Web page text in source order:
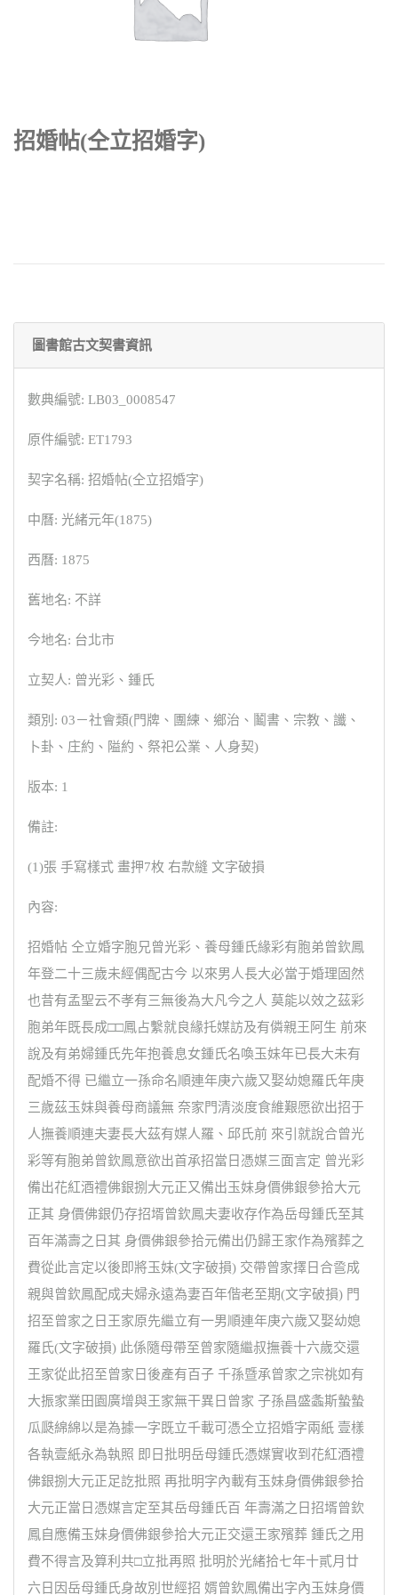
招婚帖(仝立招婚字)
圖書館古文契書資訊
數典編號: LB03_0008547
原件編號: ET1793
契字名稱: 招婚帖(仝立招婚字)
中曆: 光緒元年(1875)
西曆: 1875
舊地名: 不詳
今地名: 台北市
立契人: 曾光彩、鍾氏
類別: 03－社會類(門牌、團練、鄉治、鬮書、宗教、讖、
卜卦、庄約、隘約、祭祀公業、人身契)
版本: 1
備註:
(1)張 手寫樣式 畫押7枚 右款縫 文字破損
內容:
招婚帖 仝立婚字胞兄曾光彩、養母鍾氏緣彩有胞弟曾欽鳳
年登二十三歲未經偶配古今 以來男人長大必當于婚理固然
也昔有孟聖云不孝有三無後為大凡今之人 莫能以效之茲彩
胞弟年既長成□□鳳占繫就良緣托媒訪及有僯親王阿生 前來
說及有弟婦鍾氏先年抱養息女鍾氏名喚玉妹年已長大未有
配婚不得 已繼立一孫命名順連年庚六歲又娶幼媳羅氏年庚
三歲茲玉妹與養母商議無 奈家門清淡度食維艱愿欲出招于
人撫養順連夫妻長大茲有媒人羅、邱氏前 來引就說合曾光
彩等有胞弟曾欽鳳意欲出首承招當日憑媒三面言定 曾光彩
備出花紅酒禮佛銀捌大元正又備出玉妹身價佛銀參拾大元
正其 身價佛銀仍存招壻曾欽鳳夫妻收存作為岳母鍾氏至其
百年滿壽之日其 身價佛銀參拾元備出仍歸王家作為殯葬之
費從此言定以後即將玉妹(文字破損) 交帶曾家擇日合巹成
親與曾欽鳳配成夫婦永遠為妻百年偕老至期(文字破損) 門
招至曾家之日王家原先繼立有一男順連年庚六歲又娶幼媳
羅氏(文字破損) 此係隨母帶至曾家隨繼叔撫養十六歲交還
王家從此招至曾家日後產有百子 千孫暨承曾家之宗祧如有
大振家業田園廣增與王家無干異日曾家 子孫昌盛螽斯蟄蟄
瓜瓞綿綿以是為據一字既立千載可憑仝立招婚字兩紙 壹樣
各執壹紙永為執照 即日批明岳母鍾氏憑媒實收到花紅酒禮
佛銀捌大元正足訖批照 再批明字內載有玉妹身價佛銀參拾
大元正當日憑媒言定至其岳母鍾氏百 年壽滿之日招壻曾欽
鳳自應備玉妹身價佛銀參拾大元正交還王家殯葬 鍾氏之用
費不得言及算利共□立批再照 批明於光緒拾七年十貳月廿
六日因岳母鍾氏身故別世經招 婿曾欽鳳備出字內玉妹身價